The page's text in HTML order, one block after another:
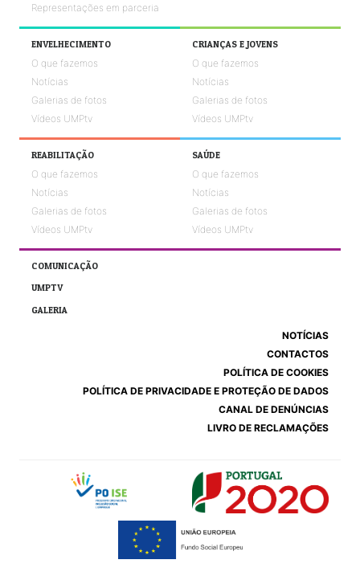
Representações em parceria
ENVELHECIMENTO
O que fazemos
Notícias
Galerias de fotos
Vídeos UMPtv
CRIANÇAS E JOVENS
O que fazemos
Notícias
Galerias de fotos
Vídeos UMPtv
REABILITAÇÃO
O que fazemos
Notícias
Galerias de fotos
Vídeos UMPtv
SAÚDE
O que fazemos
Notícias
Galerias de fotos
Vídeos UMPtv
COMUNICAÇÃO
UMPTV
GALERIA
NOTÍCIAS
CONTACTOS
POLÍTICA DE COOKIES
POLÍTICA DE PRIVACIDADE E PROTEÇÃO DE DADOS
CANAL DE DENÚNCIAS
LIVRO DE RECLAMAÇÕES